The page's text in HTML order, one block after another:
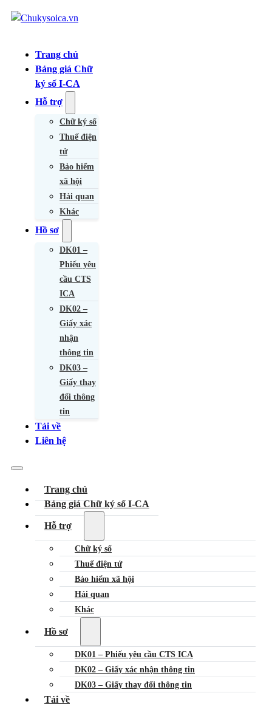
Trang chủ
Bảng giá Chữ
ký số I-CA
Hỗ trợ
Chữ ký số
Thuế điện
tử
Bảo hiểm
xã hội
Hải quan
Khác
Hồ sơ
DK01 –
Phiếu yêu
cầu CTS
ICA
DK02 –
Giấy xác
nhận
thông tin
DK03 –
Giấy thay
đổi thông
tin
Tải về
Liên hệ
Trang chủ
Bảng giá Chữ ký số I-CA
Hỗ trợ
Chữ ký số
Thuế điện tử
Bảo hiểm xã hội
Hải quan
Khác
Hồ sơ
DK01 – Phiếu yêu cầu CTS ICA
DK02 – Giấy xác nhận thông tin
DK03 – Giấy thay đổi thông tin
Tải về